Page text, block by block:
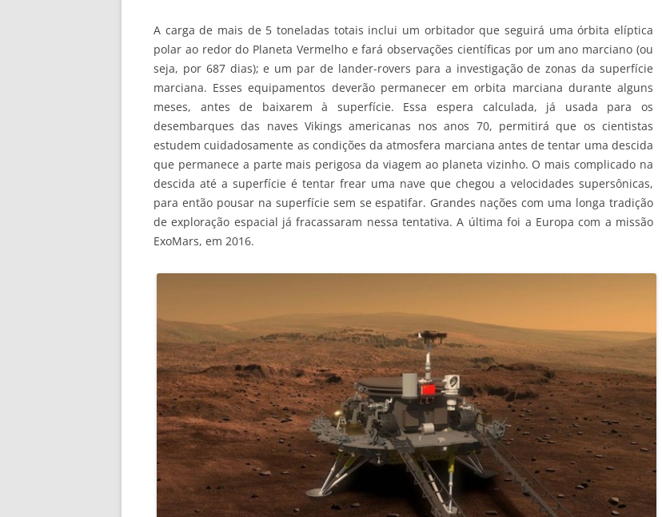
A carga de mais de 5 toneladas totais inclui um orbitador que seguirá uma órbita elíptica
polar ao redor do Planeta Vermelho e fará observações científicas por um ano marciano (ou
seja, por 687 dias); e um par de lander-rovers para a investigação de zonas da superfície
marciana. Esses equipamentos deverão permanecer em orbita marciana durante alguns
meses, antes de baixarem à superfície. Essa espera calculada, já usada para os
desembarques das naves Vikings americanas nos anos 70, permitirá que os cientistas
estudem cuidadosamente as condições da atmosfera marciana antes de tentar uma descida
que permanece a parte mais perigosa da viagem ao planeta vizinho. O mais complicado na
descida até a superfície é tentar frear uma nave que chegou a velocidades supersônicas,
para então pousar na superfície sem se espatifar. Grandes nações com uma longa tradição
de exploração espacial já fracassaram nessa tentativa. A última foi a Europa com a missão
ExoMars, em 2016.